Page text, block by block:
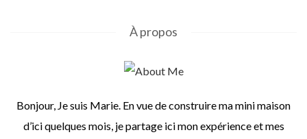
À propos
Bonjour, Je suis Marie. En vue de construire ma mini maison
d’ici quelques mois, je partage ici mon expérience et mes